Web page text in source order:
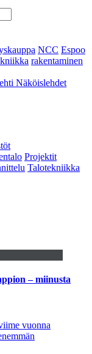
NCC Espoo
rakentaminen
Näköislehdet
Projektit
Talotekniikka
– miinusta
vuonna